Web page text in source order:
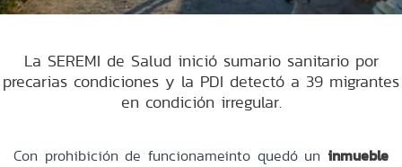
La SEREMI de Salud inició sumario sanitario por
precarias condiciones y la PDI detectó a 39 migrantes
en condición irregular.
Con prohibición de funcionameinto quedó un inmueble